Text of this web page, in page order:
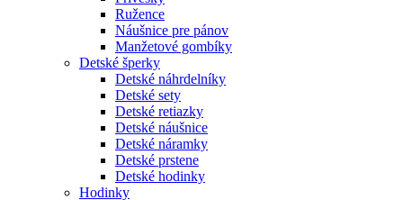
Ružence
Náušnice pre pánov
Manžetové gombíky
Detské šperky
Detské náhrdelníky
Detské sety
Detské retiazky
Detské náušnice
Detské náramky
Detské prstene
Detské hodinky
Hodinky